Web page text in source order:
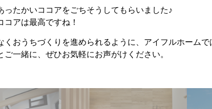
ったかいココアをごちそうしてもらいました♪
コアは最高ですね！
くおうちづくりを進められるように、アイフルホーム
ご一緒に、ぜひお気軽にお声がけください。